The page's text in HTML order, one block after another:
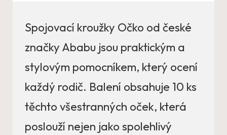
Spojovací kroužky Očko od české
značky Ababu jsou praktickým a
stylovým pomocníkem, který ocení
každý rodič. Balení obsahuje 10 ks
těchto všestranných oček, která
poslouží nejen jako spolehlivý